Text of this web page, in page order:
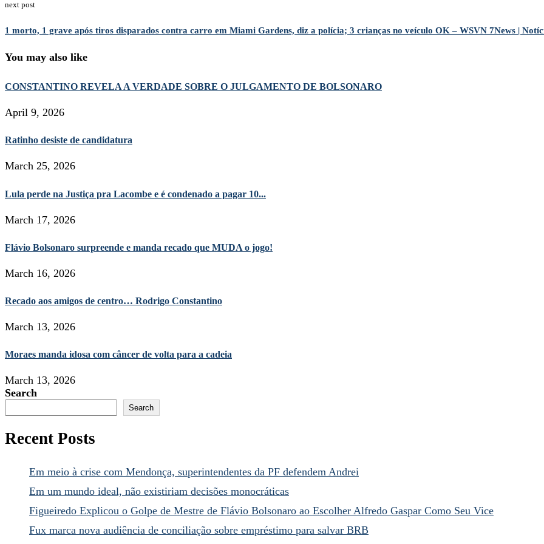
next post
1 morto, 1 grave após tiros disparados contra carro em Miami Gardens, diz a polícia; 3 crianças no veículo OK – WSVN 7News |
You may also like
CONSTANTINO REVELA A VERDADE SOBRE O JULGAMENTO DE BOLSONARO
April 9, 2026
Ratinho desiste de candidatura
March 25, 2026
Lula perde na Justiça pra Lacombe e é condenado a pagar 10...
March 17, 2026
Flávio Bolsonaro surpreende e manda recado que MUDA o jogo!
March 16, 2026
Recado aos amigos de centro… Rodrigo Constantino
March 13, 2026
Moraes manda idosa com câncer de volta para a cadeia
March 13, 2026
Search
Search
Recent Posts
Em meio à crise com Mendonça, superintendentes da PF defendem Andrei
Em um mundo ideal, não existiriam decisões monocráticas
Figueiredo Explicou o Golpe de Mestre de Flávio Bolsonaro ao Escolher Alfredo Gaspar Como Seu Vice
Fux marca nova audiência de conciliação sobre empréstimo para salvar BRB